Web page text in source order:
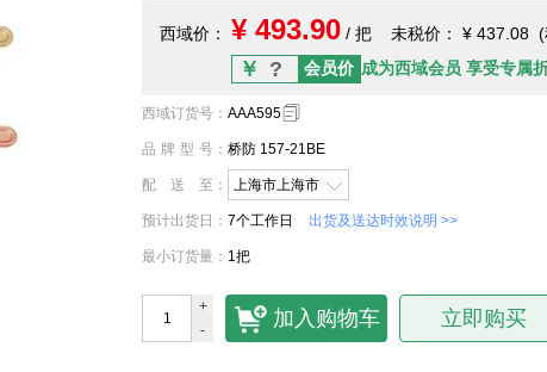
西域价： ¥ 493.90 / 把 未税价： ¥ 437.08 (
￥ ? 会员价 成为西域会员 享受专属
西域订货号 ： AAA595
品牌型号 ： 桥防 157-21BE
配送至 ： 上海市上海市
预计出货日 ： 7个工作日 出货及送达时效说明 >>
最小订货量 ： 1把
+
-
加入购物车 立即购买